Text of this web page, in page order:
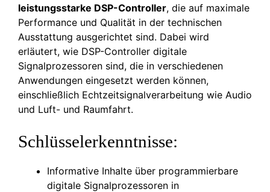
leistungsstarke DSP-Controller, die auf maximale
Performance und Qualität in der technischen
Ausstattung ausgerichtet sind. Dabei wird
erläutert, wie DSP-Controller digitale
Signalprozessoren sind, die in verschiedenen
Anwendungen eingesetzt werden können,
einschließlich Echtzeitsignalverarbeitung wie Audio
und Luft- und Raumfahrt.
Schlüsselerkenntnisse:
Informative Inhalte über programmierbare
digitale Signalprozessoren in